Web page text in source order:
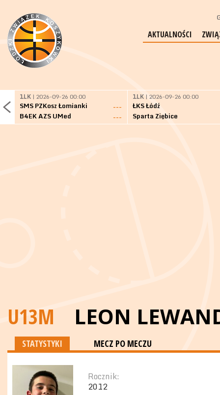
AKTUALNOŚCI
1LK | 2026-09-26 00:00
SMS PZKosz Łomianki
---
B4EK AZS UMed
---
1LK | 2026-09-26 00:00
ŁKS Łódź
Sparta Ziębice
U13M LEON
STATYSTYKI MECZ PO MECZU
Rocznik:
2012